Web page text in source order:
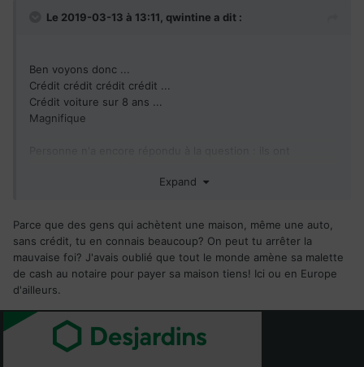
Le 2019-03-13 à 13:11, qwintine a dit :
Ben voyons donc ...
Crédit crédit crédit crédit ...
Crédit voiture sur 8 ans ...
Magnifique
3500 CAD ... comment il font pour vivre à leurs standards ...
Expand
Parce que des gens qui achètent une maison, même une auto,
sans crédit, tu en connais beaucoup? On peut tu arrêter la
mauvaise foi? J'avais oublié que tout le monde amène sa malette
de cash au notaire pour payer sa maison tiens! Ici ou en Europe
d'ailleurs.
Quant à parler de leurs standards, ça t'est pas venu à l'idée que
peut être justement, changer, ça fait du bien des fois et que c'est
aussi peut être ce qu'ils recherchent?